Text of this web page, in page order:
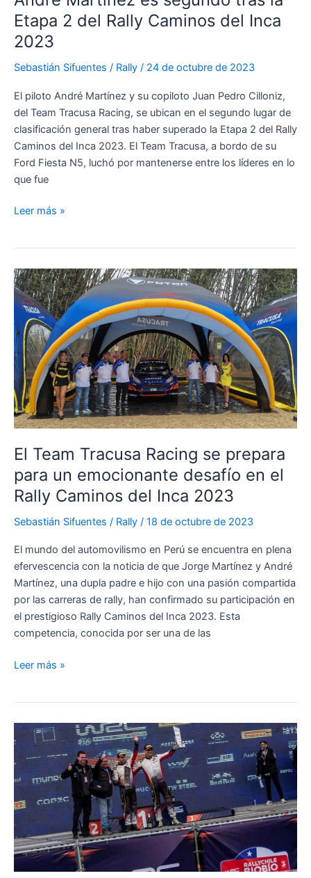
Etapa 2 del Rally Caminos del Inca
2023
Sebastián Sifuentes / Rally / 24 de octubre de 2023
El piloto André Martínez y su copiloto Juan Pedro Cilloniz,
del Team Tracusa Racing, se ubican en el segundo lugar de
clasificación general tras haber superado la Etapa 2 del Rally
Caminos del Inca 2023. El Team Tracusa, a bordo de su
Ford Fiesta N5, luchó por mantenerse entre los líderes en lo
que fue
André
tras
la
Etapa
2
del
Rally
Caminos
del
Inca
2023
Leer más »
El Team Tracusa Racing se prepara
para un emocionante desafío en el
Rally Caminos del Inca 2023
Sebastián Sifuentes / Rally / 18 de octubre de 2023
El mundo del automovilismo en Perú se encuentra en plena
efervescencia con la noticia de que Jorge Martínez y André
Martínez, una dupla padre e hijo con una pasión compartida
por las carreras de rally, han confirmado su participación en
el prestigioso Rally Caminos del Inca 2023. Esta
competencia, conocida por ser una de las
El
se
prepara
para
un
emocionante
desafío
el
Leer más »